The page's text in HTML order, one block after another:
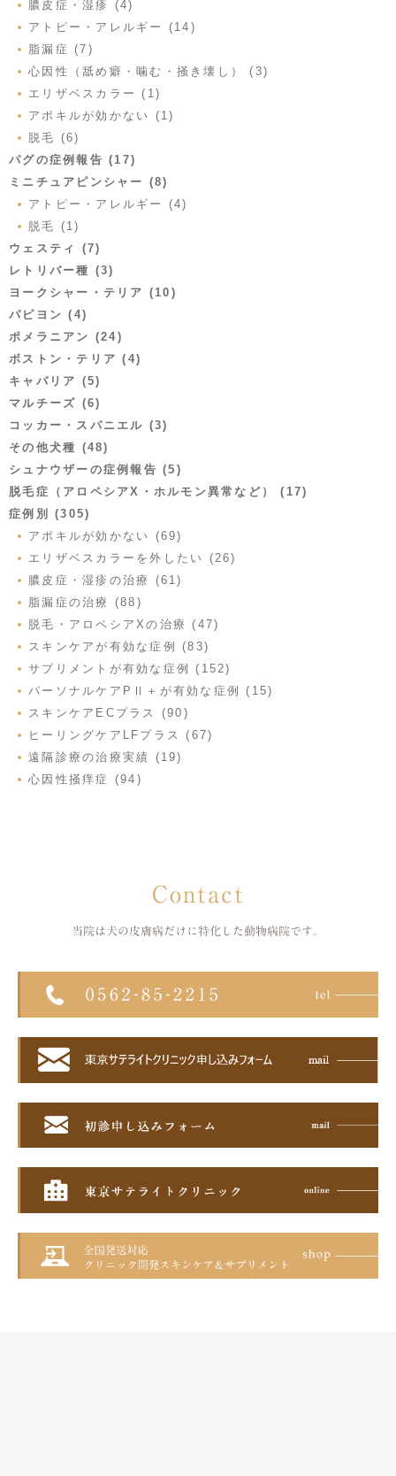
膿皮症・湿疹 (4)
アトピー・アレルギー (14)
脂漏症 (7)
心因性（舐め癖・噛む・掻き壊し） (3)
エリザベスカラー (1)
アポキルが効かない (1)
脱毛 (6)
パグの症例報告 (17)
ミニチュアピンシャー (8)
アトピー・アレルギー (4)
脱毛 (1)
ウェスティ (7)
レトリバー種 (3)
ヨークシャー・テリア (10)
パピヨン (4)
ポメラニアン (24)
ボストン・テリア (4)
キャバリア (5)
マルチーズ (6)
コッカー・スパニエル (3)
その他犬種 (48)
シュナウザーの症例報告 (5)
脱毛症（アロペシアX・ホルモン異常など） (17)
症例別 (305)
アポキルが効かない (69)
エリザベスカラーを外したい (26)
膿皮症・湿疹の治療 (61)
脂漏症の治療 (88)
脱毛・アロペシアXの治療 (47)
スキンケアが有効な症例 (83)
サプリメントが有効な症例 (152)
パーソナルケアPⅡ＋が有効な症例 (15)
スキンケアECプラス (90)
ヒーリングケアLFプラス (67)
遠隔診療の治療実績 (19)
心因性掻痒症 (94)
Contact
当院は犬の皮膚病だけに特化した 動物病院です。